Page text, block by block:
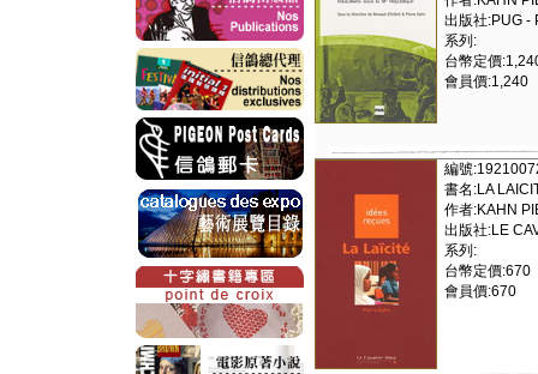
出版社:PUG -
系列:
台幣定價
會員價:1,240
編號
書名:LA
作者:KAHN
出版社:LE
系列:
台幣定價:670
會員價:670